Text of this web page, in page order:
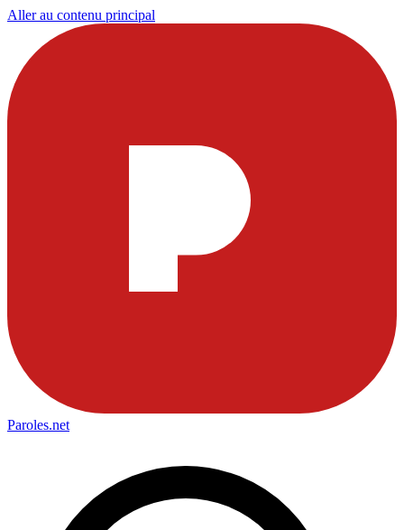
Aller au contenu principal
Paroles.net